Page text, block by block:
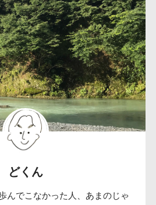
どくん
んでこなかった人、あまのじゃ